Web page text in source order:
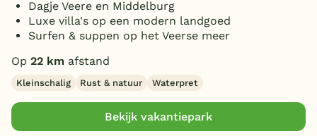
Dagje Veere en Middelburg
Luxe villa's op een modern landgoed
Surfen & suppen op het Veerse meer
Op 22 km afstand
Kleinschalig Rust & natuur Waterpret
Bekijk vakantiepark